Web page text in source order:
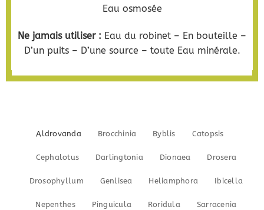
Eau osmosée
Ne jamais utiliser : Eau du robinet – En bouteille –
D’un puits – D’une source – toute Eau minérale.
Aldrovanda Brocchinia Byblis Catopsis
Cephalotus Darlingtonia Dionaea Drosera
Drosophyllum Genlisea Heliamphora Ibicella
Nepenthes Pinguicula Roridula Sarracenia